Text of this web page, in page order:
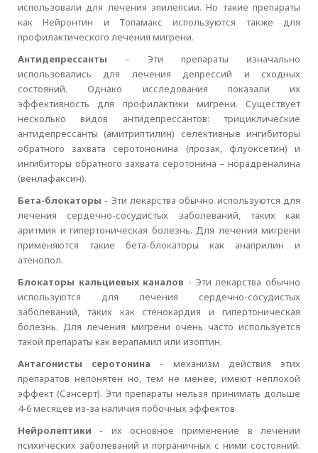
использовали для лечения эпилепсии. Но такие препараты
как Нейронтин и Топамакс используются также для
профилактического лечения мигрени.
Антидепрессанты – Эти препараты изначально
использовались для лечения депрессий и сходных
состояний. Однако исследования показали их
эффективность для профилактики мигрени. Существует
несколько видов антидепрессантов: трициклические
антидепрессанты (амитриптилин) селективные ингибиторы
обратного захвата серотононина (прозак, флуоксетин) и
ингибиторы обратного захвата серотонина – норадреналина
(венлафаксин).
Бета-блокаторы - Эти лекарства обычно используются для
лечения сердечно-сосудистых заболеваний, таких как
аритмия и гипертоническая болезнь. Для лечения мигрени
применяются такие бета-блокаторы как анаприлин и
атенолол.
Блокаторы кальциевых каналов - Эти лекарства обычно
используются для лечения сердечно-сосудистых
заболеваний, таких как стенокардия и гипертоническая
болезнь. Для лечения мигрени очень часто используется
такой препараты как верапамил или изоптин.
Антагонисты серотонина - механизм действия этих
препаратов непонятен но, тем не менее, имеют неплохой
эффект (Сансерт). Эти препараты нельзя принимать дольше
4-6 месяцев из-за наличия побочных эффектов.
Нейролептики - их основное применение в лечении
психических заболеваний и пограничных с ними состояний.